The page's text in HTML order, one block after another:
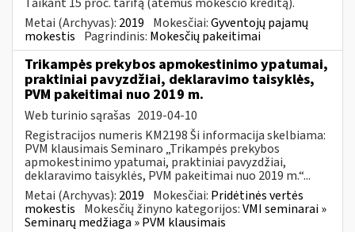
Metai (Archyvas): 2019 Mokesčiai:Gyventojų pajamų
mokestis Pagrindinis: Mokesčių pakeitimai
Trikampės prekybos apmokestinimo ypatumai,
praktiniai pavyzdžiai, deklaravimo taisyklės,
PVM pakeitimai nuo 2019 m.
Web turinio sąrašas 2019-04-10
Registracijos numeris KM2198 Ši informacija skelbiama:
PVM klausimais Seminaro „Trikampės prekybos
apmokestinimo ypatumai, praktiniai pavyzdžiai,
deklaravimo taisyklės, PVM pakeitimai nuo 2019 m.“...
Metai (Archyvas): 2019 Mokesčiai: Pridėtinės vertės
mokestis Mokesčių žinyno kategorijos:VMI seminarai »
Seminarų medžiaga » PVM klausimais